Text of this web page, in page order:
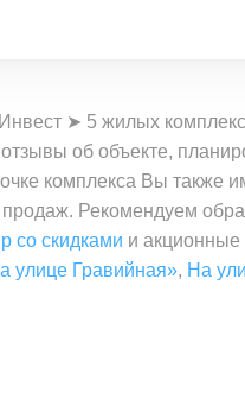
➤ 5 жилых
об объекте,
комплекса Вы также
продаж. Рекомендуем
со скидками и
улице Гравийная», На